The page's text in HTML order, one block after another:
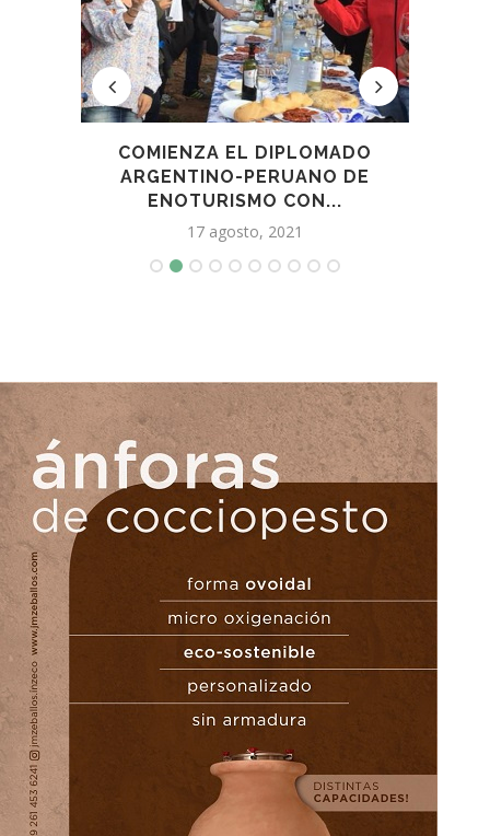
COMIENZA EL DIPLOMADO
ARGENTINO-PERUANO DE
ENOTURISMO CON...
17 agosto, 2021